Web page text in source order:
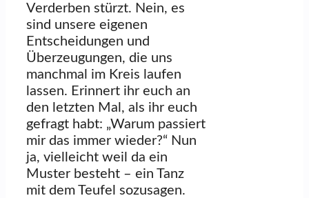
Verderben stürzt. Nein, es
sind unsere eigenen
Entscheidungen und
Überzeugungen, die uns
manchmal im Kreis laufen
lassen. Erinnert ihr euch an
den letzten Mal, als ihr euch
gefragt habt: „Warum passiert
mir das immer wieder?“ Nun
ja, vielleicht weil da ein
Muster besteht – ein Tanz
mit dem Teufel sozusagen.